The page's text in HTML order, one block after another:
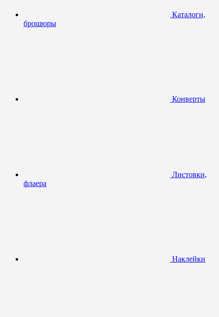
Каталоги,
брошюры
Конверты
Листовки,
флаера
Наклейки